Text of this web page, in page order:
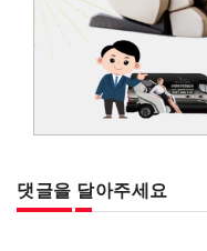
댓글을 달아주세요